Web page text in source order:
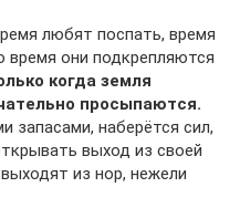
любят поспать, время
время они подкрепляются
когда земля
просыпаются.
запасами, наберётся сил,
выход из своей
из нор, нежели